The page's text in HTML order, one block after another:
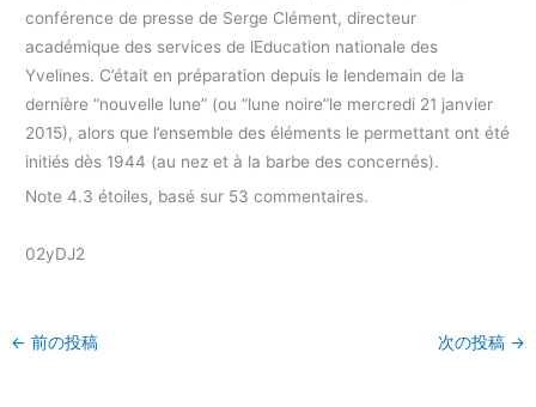
conférence de presse de Serge Clément, directeur
académique des services de lEducation nationale des
Yvelines. C’était en préparation depuis le lendemain de la
dernière “nouvelle lune” (ou “lune noire”le mercredi 21 janvier
2015), alors que l’ensemble des éléments le permettant ont été
initiés dès 1944 (au nez et à la barbe des concernés).
Note4.3 étoiles, basé sur 53 commentaires.
02yDJ2
← 前の投稿 次の投稿 →